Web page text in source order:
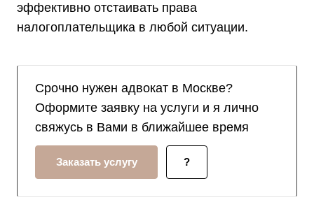
эффективно отстаивать права
налогоплательщика в любой ситуации.
Срочно нужен адвокат в Москве?
Оформите заявку на услуги и я лично
свяжусь в Вами в ближайшее время
Заказать услугу ?